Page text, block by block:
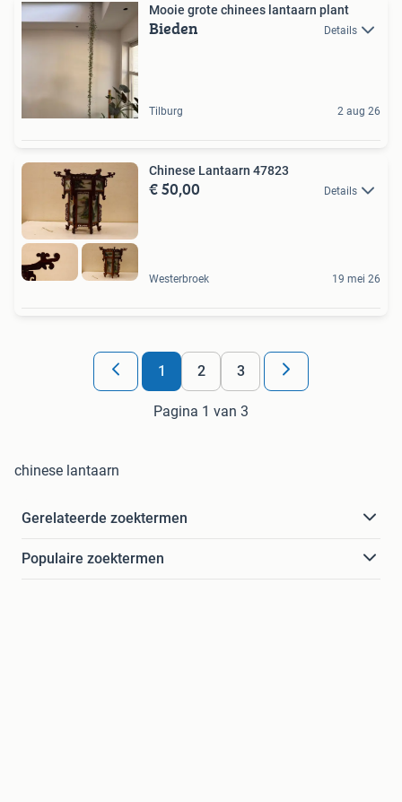
Mooie grote chinees lantaarn plant
Bieden Details
Tilburg 2 aug 26
Chinese Lantaarn 47823
€ 50,00 Details
Westerbroek 19 mei 26
1 2 3
Pagina 1 van 3
chinese lantaarn
Gerelateerde zoektermen
Populaire zoektermen